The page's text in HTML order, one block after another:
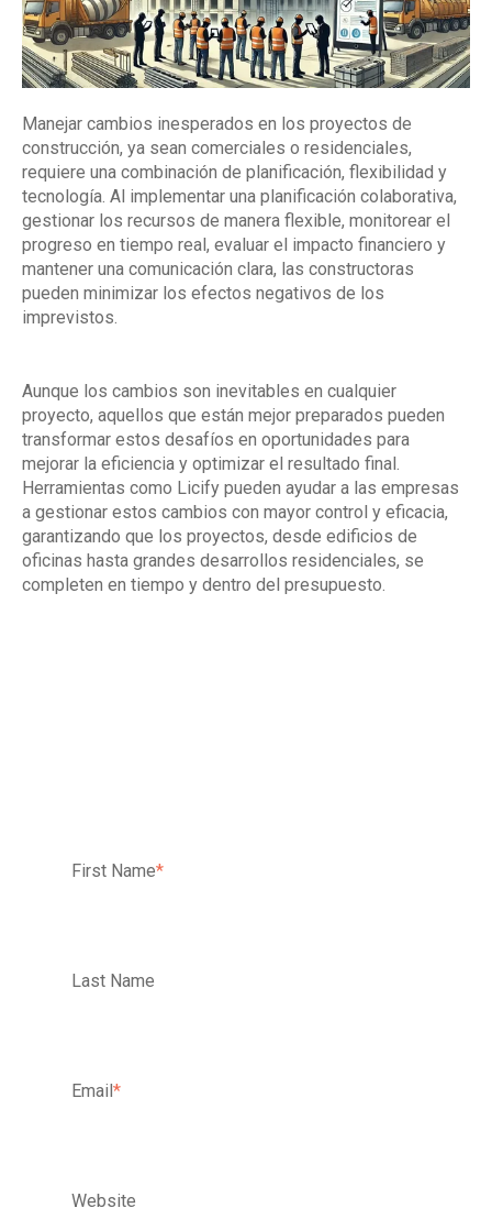
Manejar cambios inesperados en los proyectos de
construcción, ya sean comerciales o residenciales,
requiere una combinación de planificación, flexibilidad y
tecnología. Al implementar una planificación colaborativa,
gestionar los recursos de manera flexible, monitorear el
progreso en tiempo real, evaluar el impacto financiero y
mantener una comunicación clara, las constructoras
pueden minimizar los efectos negativos de los
imprevistos.
Aunque los cambios son inevitables en cualquier
proyecto, aquellos que están mejor preparados pueden
transformar estos desafíos en oportunidades para
mejorar la eficiencia y optimizar el resultado final.
Herramientas como Licify pueden ayudar a las empresas
a gestionar estos cambios con mayor control y eficacia,
garantizando que los proyectos, desde edificios de
oficinas hasta grandes desarrollos residenciales, se
completen en tiempo y dentro del presupuesto.
First Name*
Last Name
Email*
Website